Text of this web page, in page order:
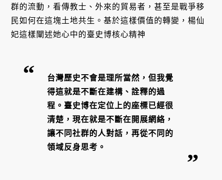
群的流動，看傳教士、外來的貿易者，甚至是戰爭移
民如何在這塊土地共生。基於這樣價值的轉變，楊仙
妃這樣闡述她心中的臺史博核心精神
台灣歷史不會是理所當然，但我覺
得這就是不斷在建構、詮釋的過
程。臺史博在定位上的座標已經很
清楚，現在就是不斷在開展網絡，
讓不同社群的人對話，再從不同的
領域反身思考。